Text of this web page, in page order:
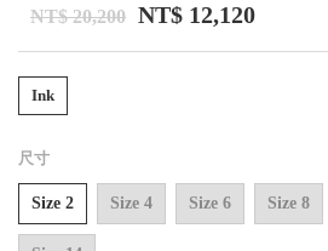
NT$ 20,200 NT$ 12,120
Ink
尺寸
Size 2 Size 4 Size 6 Size 8